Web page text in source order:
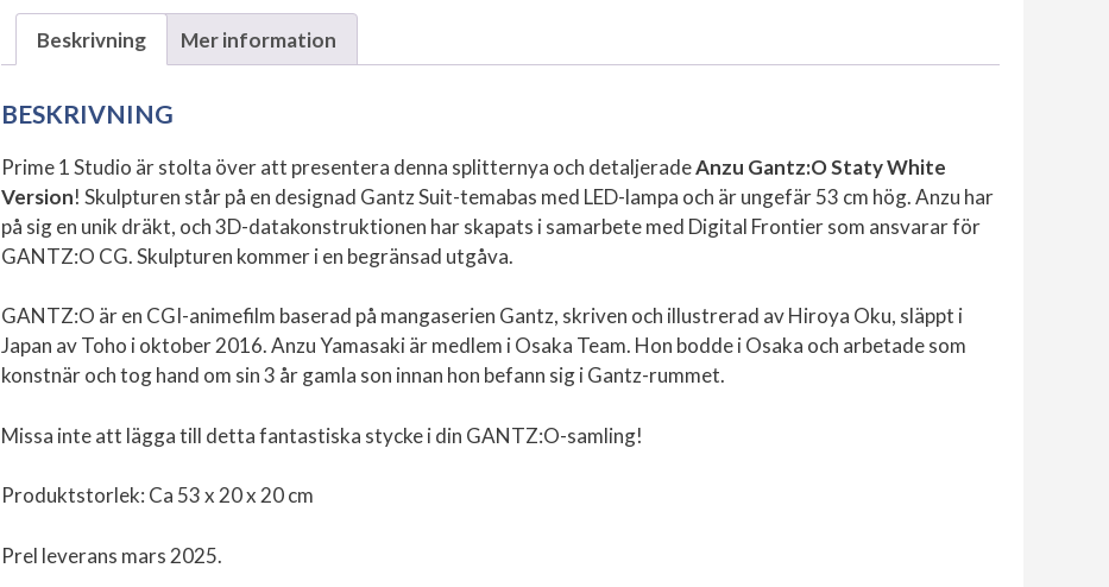
Beskrivning Mer information
BESKRIVNING
Prime 1 Studio är stolta över att presentera denna splitternya och detaljeradeAnzu Gantz:O Staty White
Version! Skulpturen står på en designad Gantz Suit-temabas med LED-lampa och är ungefär 53 cm hög. Anzu har
på sig en unik dräkt, och 3D-datakonstruktionen har skapats i samarbete med Digital Frontier som ansvarar för
GANTZ:O CG. Skulpturen kommer i en begränsad utgåva.
GANTZ:O är en CGI-animefilm baserad på mangaserien Gantz, skriven och illustrerad av Hiroya Oku, släppt i
Japan av Toho i oktober 2016. Anzu Yamasaki är medlem i Osaka Team. Hon bodde i Osaka och arbetade som
konstnär och tog hand om sin 3 år gamla son innan hon befann sig i Gantz-rummet.
Missa inte att lägga till detta fantastiska stycke i din GANTZ:O-samling!
Produktstorlek: Ca 53 x 20 x 20 cm
Prel leverans mars 2025.